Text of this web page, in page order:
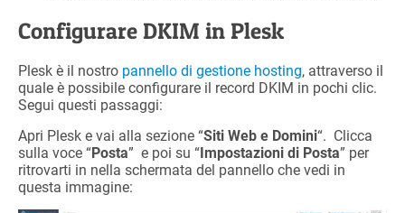
Configurare DKIM in Plesk
Plesk è il nostro pannello di gestione hosting, attraverso il
quale è possibile configurare il record DKIM in pochi clic.
Segui questi passaggi:
Apri Plesk e vai alla sezione “Siti Web e Domini“. Clicca
sulla voce “Posta” e poi su “Impostazioni di Posta” per
ritrovarti in nella schermata del pannello che vedi in
questa immagine: